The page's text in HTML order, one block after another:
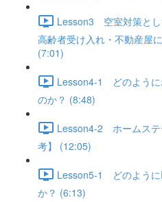
Lesson3 空室対策とし
高齢者受け入れ・不動産屋
(7:01)
Lesson4-1 どのように
のか？ (8:48)
Lesson4-2 ホームステ
考】 (12:05)
Lesson5-1 どのように
か？ (6:13)